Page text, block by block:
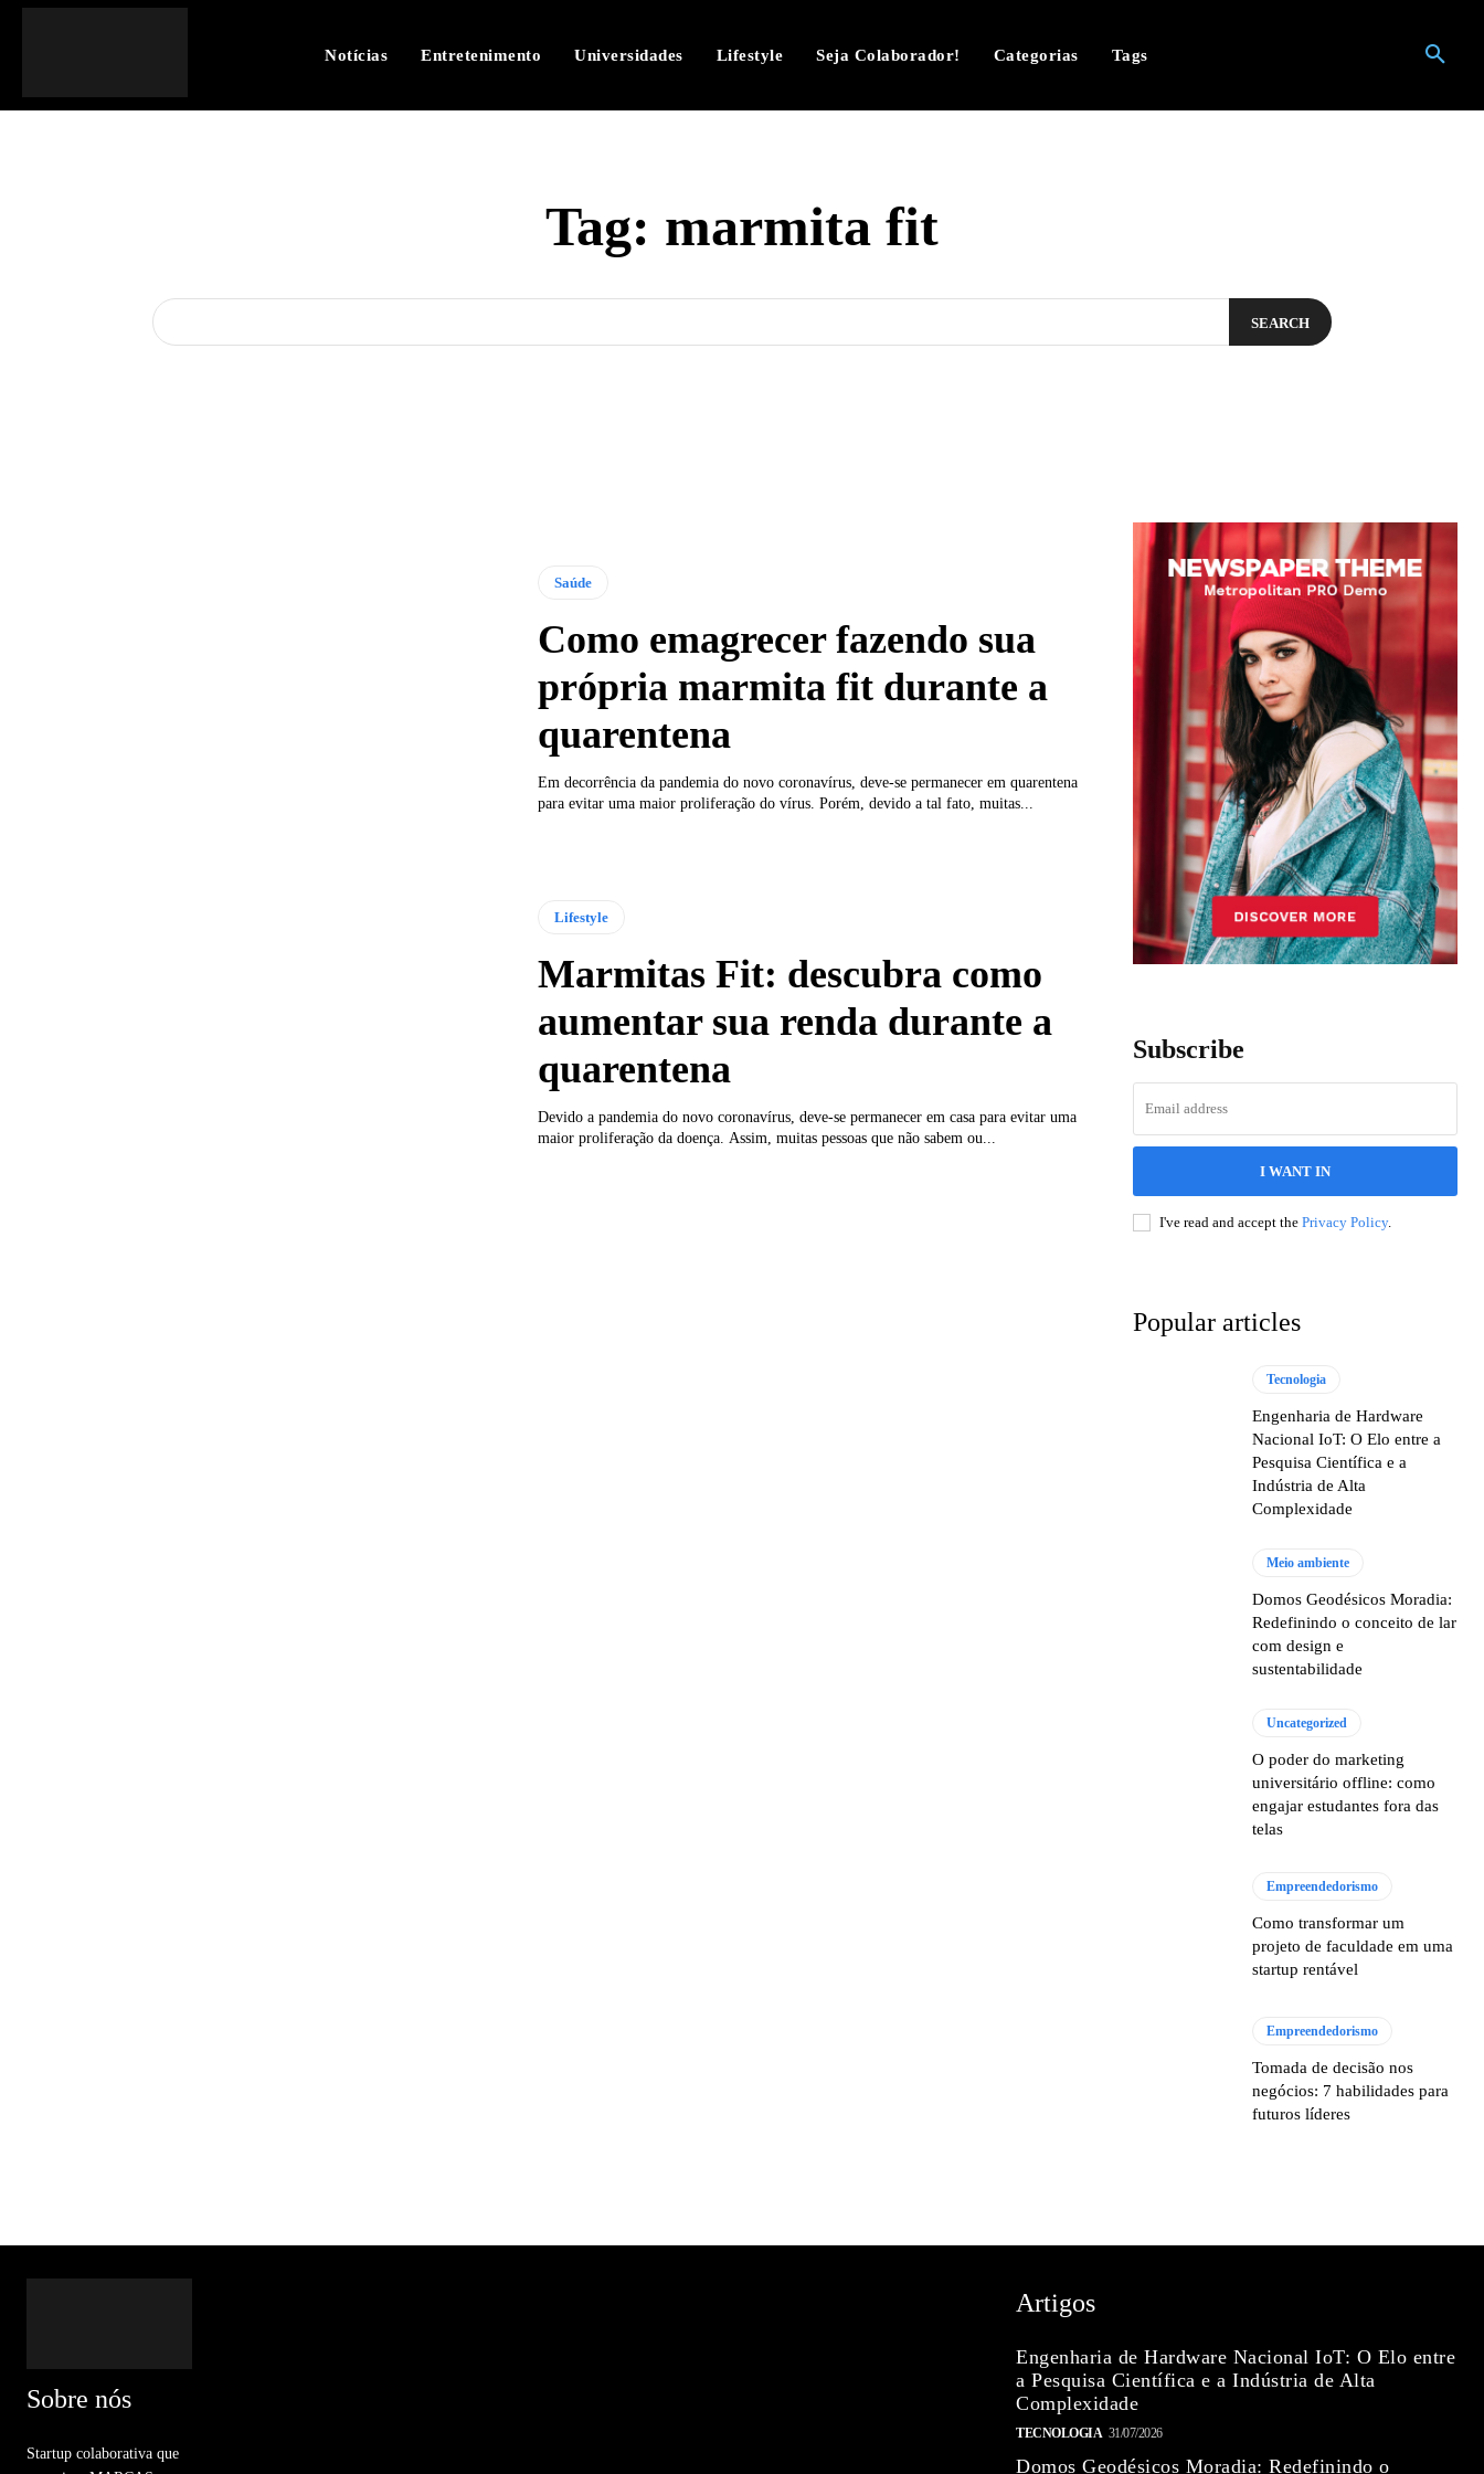
Notícias Entretenimento Universidades Lifestyle Seja Colaborador! Categorias Tags
Tag: marmita fit
SEARCH
Saúde
Como emagrecer fazendo sua
própria marmita fit durante a
quarentena
Em decorrência da pandemia do novo coronavírus, deve-se permanecer em quarentena
para evitar uma maior proliferação do vírus. Porém, devido a tal fato, muitas...
Lifestyle
Marmitas Fit: descubra como
aumentar sua renda durante a
quarentena
Devido a pandemia do novo coronavírus, deve-se permanecer em casa para evitar uma
maior proliferação da doença. Assim, muitas pessoas que não sabem ou...
Subscribe
I WANT IN
I've read and accept the Privacy Policy.
Popular articles
Tecnologia
Engenharia de Hardware
Nacional IoT: O Elo entre a
Pesquisa Científica e a
Indústria de Alta
Complexidade
Meio ambiente
Domos Geodésicos Moradia:
Redefinindo o conceito de lar
com design e
sustentabilidade
Uncategorized
O poder do marketing
universitário offline: como
engajar estudantes fora das
telas
Empreendedorismo
Como transformar um
projeto de faculdade em uma
startup rentável
Empreendedorismo
Tomada de decisão nos
negócios: 7 habilidades para
futuros líderes
Sobre nós
Startup colaborativa que
Artigos
Engenharia de Hardware Nacional IoT: O Elo entre
a Pesquisa Científica e a Indústria de Alta
Complexidade
TECNOLOGIA 31/07/2026
Domos Geodésicos Moradia: Redefinindo o